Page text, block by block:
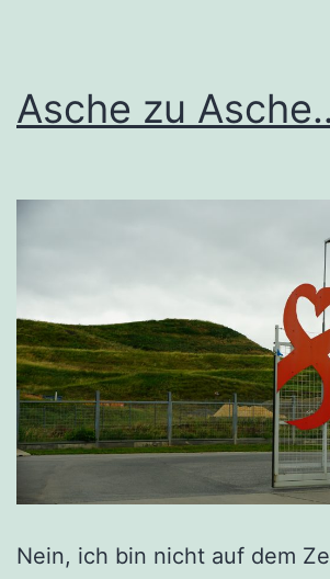
Asche zu
Nein, ich bin nicht auf dem